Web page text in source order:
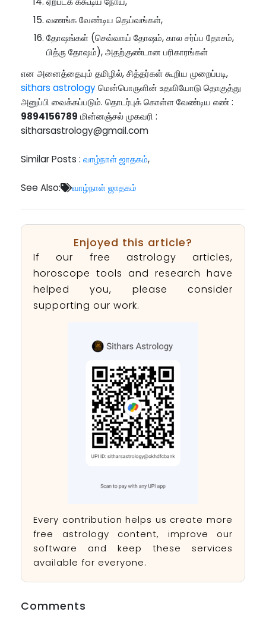
வணங்க வேண்டிய தெய்வங்கள்,
தோஷங்கள் (செவ்வாய் தோஷம், கால சர்ப்ப தோசம்,
பித்ரு தோஷம்), அதற்குண்டான பரிகாரங்கள்
என அனைத்தையும் தமிழில், சித்தர்கள் கூறிய முறைப்படி,
sithars astrologyமென்பொருளின் உதவியோடு தொகுத்து
அனுப்பி வைக்கப்படும். தொடர்புக் கொள்ள வேண்டிய எண் :
9894156789 மின்னஞ்சல் முகவரி :
sitharsastrology@gmail.com
Similar Posts : வாழ்நாள் ஜாதகம்,
See Also: வாழ்நாள் ஜாதகம்
Enjoyed this article?
If our free astrology articles,
horoscope tools and research have
helped you, please consider
supporting our work.
Every contribution helps us create more
free astrology content, improve our
software and keep these services
available for everyone.
Comments